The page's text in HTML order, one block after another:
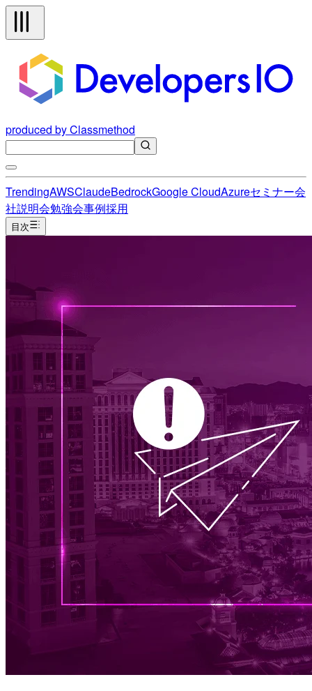
produced by Classmethod
TrendingAWSClaudeBedrockGoogle CloudAzureセミナー会
社説明会勉強会事例採用
目次